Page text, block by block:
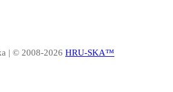
| © 2008-2026 HRU-SKA™